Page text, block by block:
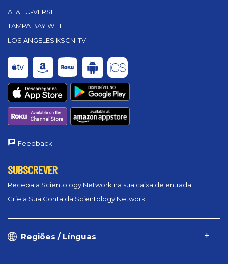
AT&T U-VERSE
TAMPA BAY WFTT
LOS ANGELES KSCN-TV
Feedback
SUBSCREVER
Receba a Scientology Network na sua caixa de entrada
Crie a Sua Conta da Scientology Network
Regiões / Línguas